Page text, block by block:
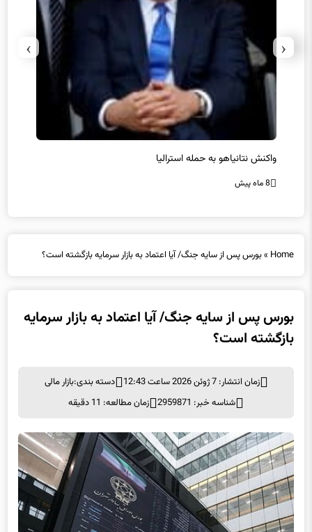
واکنش نتانیاهو به حمله استرالیا
8 ماه پیش
بازگشته است؟
شناسه خبر: 2959871
زمان مطالعه: 11 دقیقه